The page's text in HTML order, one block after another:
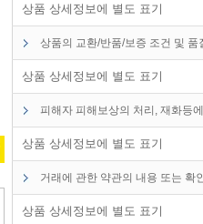
상품 상세정보에 별도 표기
상품의 교환/반품/보증 조건 및 품
상품 상세정보에 별도 표기
피해자 피해보상의 처리, 재화등
상품 상세정보에 별도 표기
거래에 관한 약관의 내용 또는 확
상품 상세정보에 별도 표기